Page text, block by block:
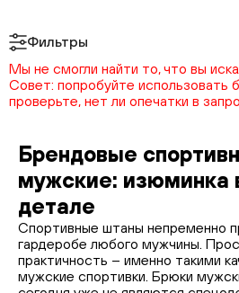
Фильтры
Мы не смогли найти то, что вы
Совет: попробуйте использовать
проверьте, нет ли опечатки в
Брендовые
мужские: изюминка
детале
Спортивные штаны непременно
гардеробе любого мужчины.
практичность – именно такими
мужские спортивки. Брюки